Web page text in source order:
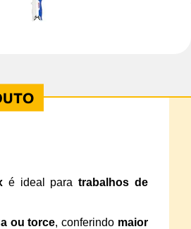
é ideal para trabalhos de
ou torce, conferindo maior